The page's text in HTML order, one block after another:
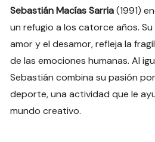
Sebastián Macías Sarria(1991)
un refugio a los catorce años.
amor y el desamor, refleja la
de las emociones humanas. Al
Sebastián combina su pasión
deporte, una actividad que le
mundo creativo.